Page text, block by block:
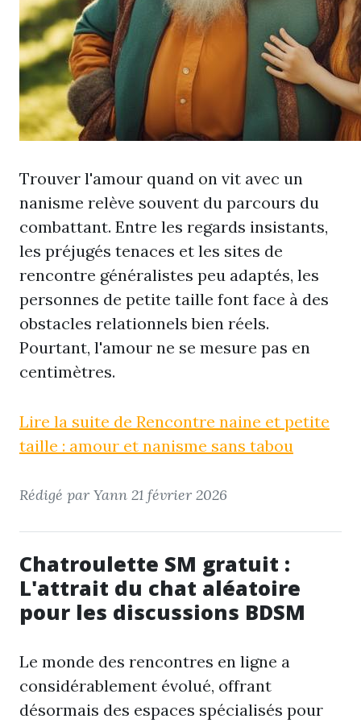
Trouver l'amour quand on vit avec un
nanisme relève souvent du parcours du
combattant. Entre les regards insistants,
les préjugés tenaces et les sites de
rencontre généralistes peu adaptés, les
personnes de petite taille font face à des
obstacles relationnels bien réels.
Pourtant, l'amour ne se mesure pas en
centimètres.
Lire la suite de Rencontre naine et petite
taille : amour et nanisme sans tabou
Rédigé par Yann 21 février 2026
Chatroulette SM gratuit :
L'attrait du chat aléatoire
pour les discussions BDSM
Le monde des rencontres en ligne a
considérablement évolué, offrant
désormais des espaces spécialisés pour